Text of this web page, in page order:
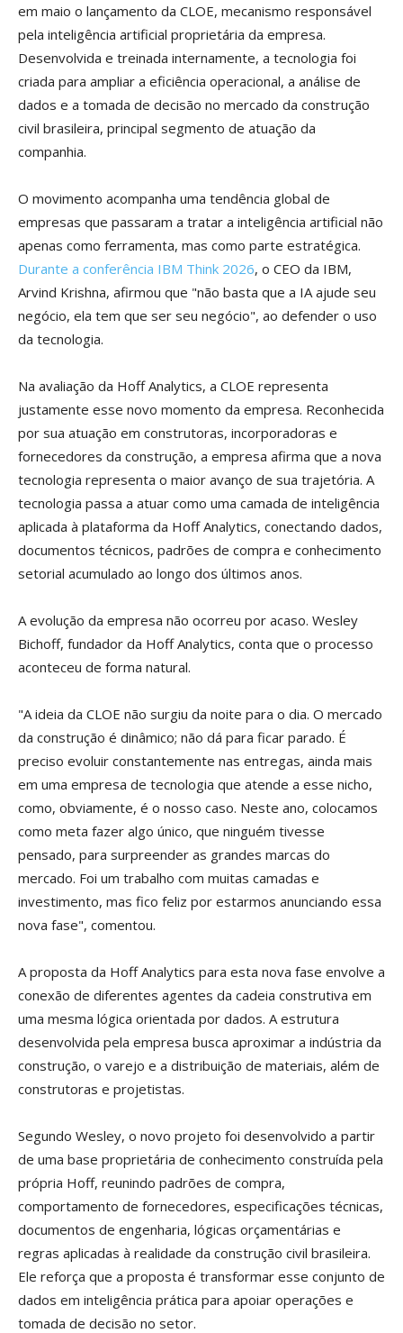
em maio o lançamento da CLOE, mecanismo responsável
pela inteligência artificial proprietária da empresa.
Desenvolvida e treinada internamente, a tecnologia foi
criada para ampliar a eficiência operacional, a análise de
dados e a tomada de decisão no mercado da construção
civil brasileira, principal segmento de atuação da
companhia.
O movimento acompanha uma tendência global de
empresas que passaram a tratar a inteligência artificial não
apenas como ferramenta, mas como parte estratégica.
Durante a conferência IBM Think 2026, o CEO da IBM,
Arvind Krishna, afirmou que "não basta que a IA ajude seu
negócio, ela tem que ser seu negócio", ao defender o uso
da tecnologia.
Na avaliação da Hoff Analytics, a CLOE representa
justamente esse novo momento da empresa. Reconhecida
por sua atuação em construtoras, incorporadoras e
fornecedores da construção, a empresa afirma que a nova
tecnologia representa o maior avanço de sua trajetória. A
tecnologia passa a atuar como uma camada de inteligência
aplicada à plataforma da Hoff Analytics, conectando dados,
documentos técnicos, padrões de compra e conhecimento
setorial acumulado ao longo dos últimos anos.
A evolução da empresa não ocorreu por acaso. Wesley
Bichoff, fundador da Hoff Analytics, conta que o processo
aconteceu de forma natural.
"A ideia da CLOE não surgiu da noite para o dia. O mercado
da construção é dinâmico; não dá para ficar parado. É
preciso evoluir constantemente nas entregas, ainda mais
em uma empresa de tecnologia que atende a esse nicho,
como, obviamente, é o nosso caso. Neste ano, colocamos
como meta fazer algo único, que ninguém tivesse
pensado, para surpreender as grandes marcas do
mercado. Foi um trabalho com muitas camadas e
investimento, mas fico feliz por estarmos anunciando essa
nova fase", comentou.
A proposta da Hoff Analytics para esta nova fase envolve a
conexão de diferentes agentes da cadeia construtiva em
uma mesma lógica orientada por dados. A estrutura
desenvolvida pela empresa busca aproximar a indústria da
construção, o varejo e a distribuição de materiais, além de
construtoras e projetistas.
Segundo Wesley, o novo projeto foi desenvolvido a partir
de uma base proprietária de conhecimento construída pela
própria Hoff, reunindo padrões de compra,
comportamento de fornecedores, especificações técnicas,
documentos de engenharia, lógicas orçamentárias e
regras aplicadas à realidade da construção civil brasileira.
Ele reforça que a proposta é transformar esse conjunto de
dados em inteligência prática para apoiar operações e
tomada de decisão no setor.